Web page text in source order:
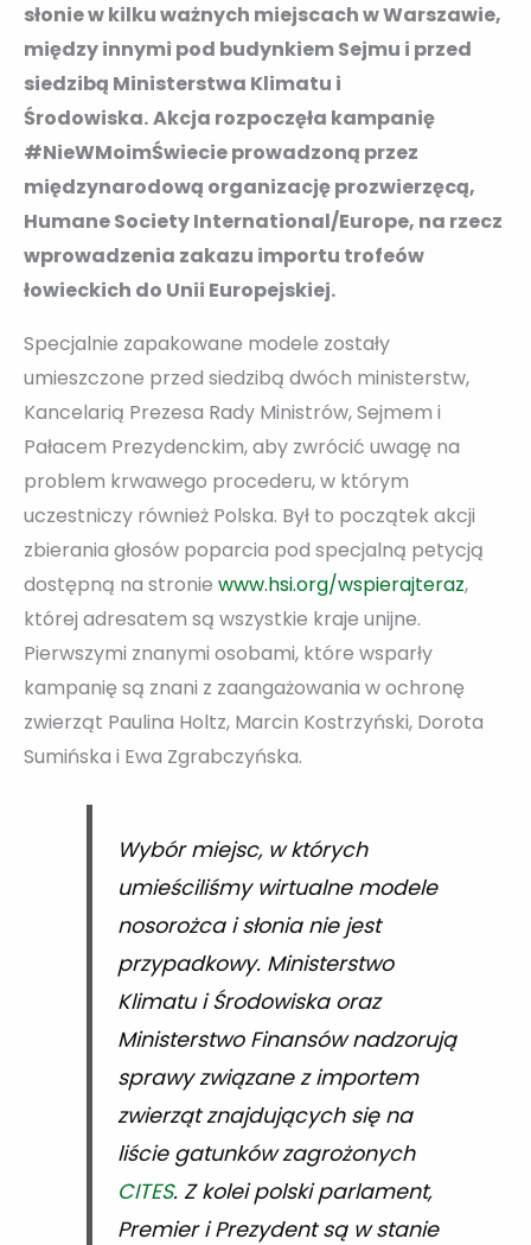
słonie w kilku ważnych miejscach w Warszawie,
między innymi pod budynkiem Sejmu i przed
siedzibą Ministerstwa Klimatu i
Środowiska.Akcja rozpoczęła kampanię
#NieWMoimŚwiecie prowadzoną przez
międzynarodową organizację prozwierzęcą,
Humane Society International/Europe, na rzecz
wprowadzenia zakazu importu trofeów
łowieckich do Unii Europejskiej.
Specjalnie zapakowane modele zostały
umieszczone przed siedzibą dwóch ministerstw,
Kancelarią Prezesa Rady Ministrów, Sejmem i
Pałacem Prezydenckim, aby zwrócić uwagę na
problem krwawego procederu, w którym
uczestniczy również Polska. Był to początek akcji
zbierania głosów poparcia pod specjalną petycją
dostępną na stronie www.hsi.org/wspierajteraz,
której adresatem są wszystkie kraje unijne.
Pierwszymi znanymi osobami, które wsparły
kampanię są znani z zaangażowania w ochronę
zwierząt Paulina Holtz, Marcin Kostrzyński, Dorota
Sumińska i Ewa Zgrabczyńska.
Wybór miejsc, w których
umieściliśmy wirtualne modele
nosorożca i słonia nie jest
przypadkowy. Ministerstwo
Klimatu i Środowiska oraz
Ministerstwo Finansów nadzorują
sprawy związane z importem
zwierząt znajdujących się na
liście gatunków zagrożonych
CITES. Z kolei polski parlament,
Premier i Prezydent są w stanie